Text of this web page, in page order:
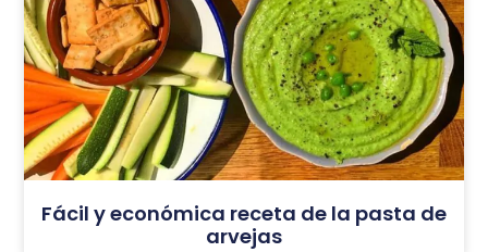
Fácil y económica receta de la pasta de
arvejas